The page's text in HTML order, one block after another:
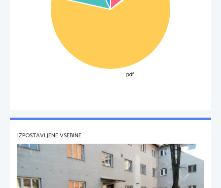
IZPOSTAVLJENE VSEBINE